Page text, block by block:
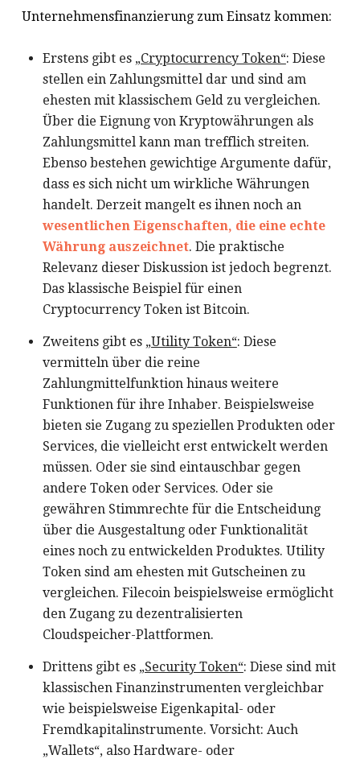
Unternehmensfinanzierung zum Einsatz kommen:
Erstens gibt es „Cryptocurrency Token“: Diese
stellen ein Zahlungsmittel dar und sind am
ehesten mit klassischem Geld zu vergleichen.
Über die Eignung von Kryptowährungen als
Zahlungsmittel kann man trefflich streiten.
Ebenso bestehen gewichtige Argumente dafür,
dass es sich nicht um wirkliche Währungen
handelt. Derzeit mangelt es ihnen noch an
wesentlichen Eigenschaften, die eine echte
Währung auszeichnet. Die praktische
Relevanz dieser Diskussion ist jedoch begrenzt.
Das klassische Beispiel für einen
Cryptocurrency Token ist Bitcoin.
Zweitens gibt es „Utility Token“: Diese
vermitteln über die reine
Zahlungmittelfunktion hinaus weitere
Funktionen für ihre Inhaber. Beispielsweise
bieten sie Zugang zu speziellen Produkten oder
Services, die vielleicht erst entwickelt werden
müssen. Oder sie sind eintauschbar gegen
andere Token oder Services. Oder sie
gewähren Stimmrechte für die Entscheidung
über die Ausgestaltung oder Funktionalität
eines noch zu entwickelden Produktes. Utility
Token sind am ehesten mit Gutscheinen zu
vergleichen. Filecoin beispielsweise ermöglicht
den Zugang zu dezentralisierten
Cloudspeicher-Plattformen.
Drittens gibt es „Security Token“: Diese sind mit
klassischen Finanzinstrumenten vergleichbar
wie beispielsweise Eigenkapital- oder
Fremdkapitalinstrumente. Vorsicht: Auch
„Wallets“, also Hardware- oder